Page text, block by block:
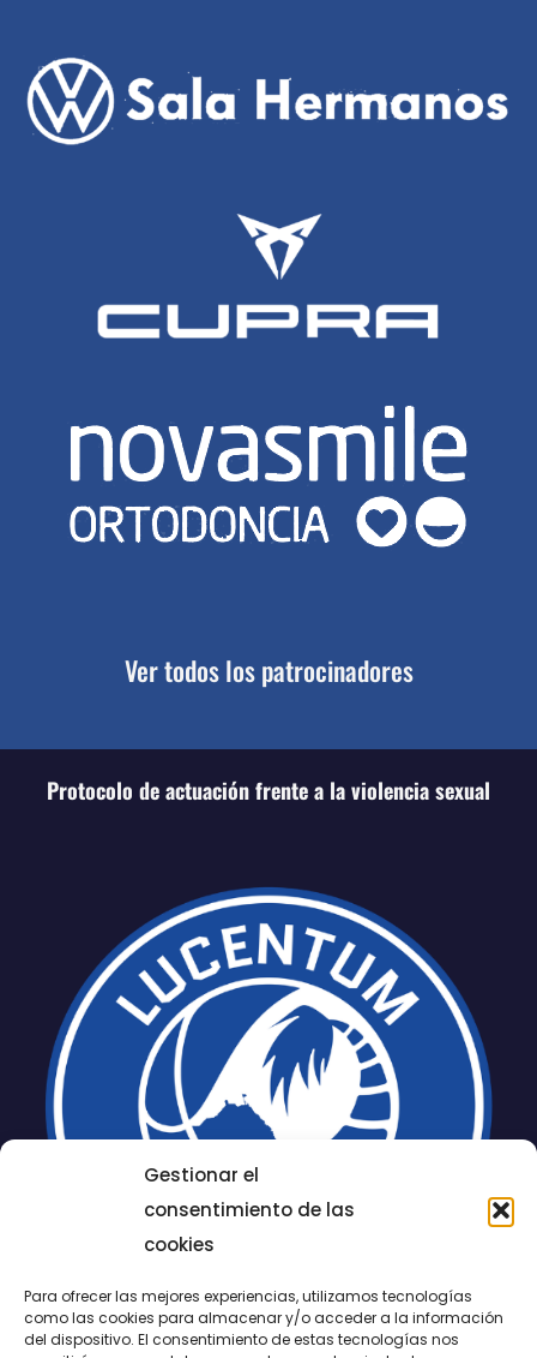
Gestionar el
consentimiento de las
cookies
Para ofrecer las mejores experiencias, utilizamos tecnologías
como las cookies para almacenar y/o acceder a la información
del dispositivo. El consentimiento de estas tecnologías nos
Ver todos los patrocinadores
Protocolo de actuación frente a la violencia sexual